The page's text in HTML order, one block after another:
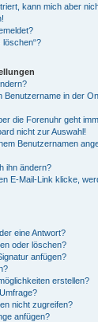
kann mich aber
löschen“?
in der
die Forenuhr geht
nicht zur Auswahl!
Benutzernamen
ihn ändern?
E-Mail-Link klicke,
eine Antwort?
oder löschen?
anfügen?
erstellen?
nicht zugreifen?
anfügen?